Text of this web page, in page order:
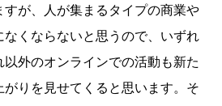
が、人が集まるタイプの商業や
くならないと思うので、いずれ
外のオンラインでの活動も新た
りを見せてくると思います。そ